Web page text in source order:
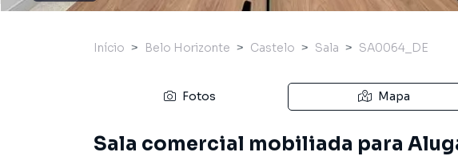
Início Belo Horizonte Castelo Sala SA0064_DE
Fotos Mapa
Sala comercial mobiliada para